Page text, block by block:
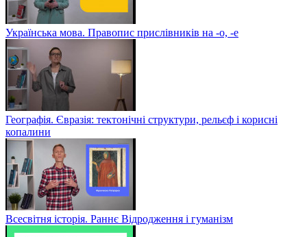
Українська мова. Правопис прислівників на -о, -е
Географія. Євразія: тектонічні структури, рельєф і корисні
копалини
Всесвітня історія. Раннє Відродження і гуманізм